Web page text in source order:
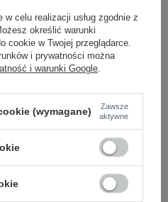
Zadaj pytanie
elastan
celu realizacji usług zgodnie z
określić warunki
cookie w Twojej przeglądarce.
i prywatności można
i warunki Google
(wymagane)
Zawsze
aktywne